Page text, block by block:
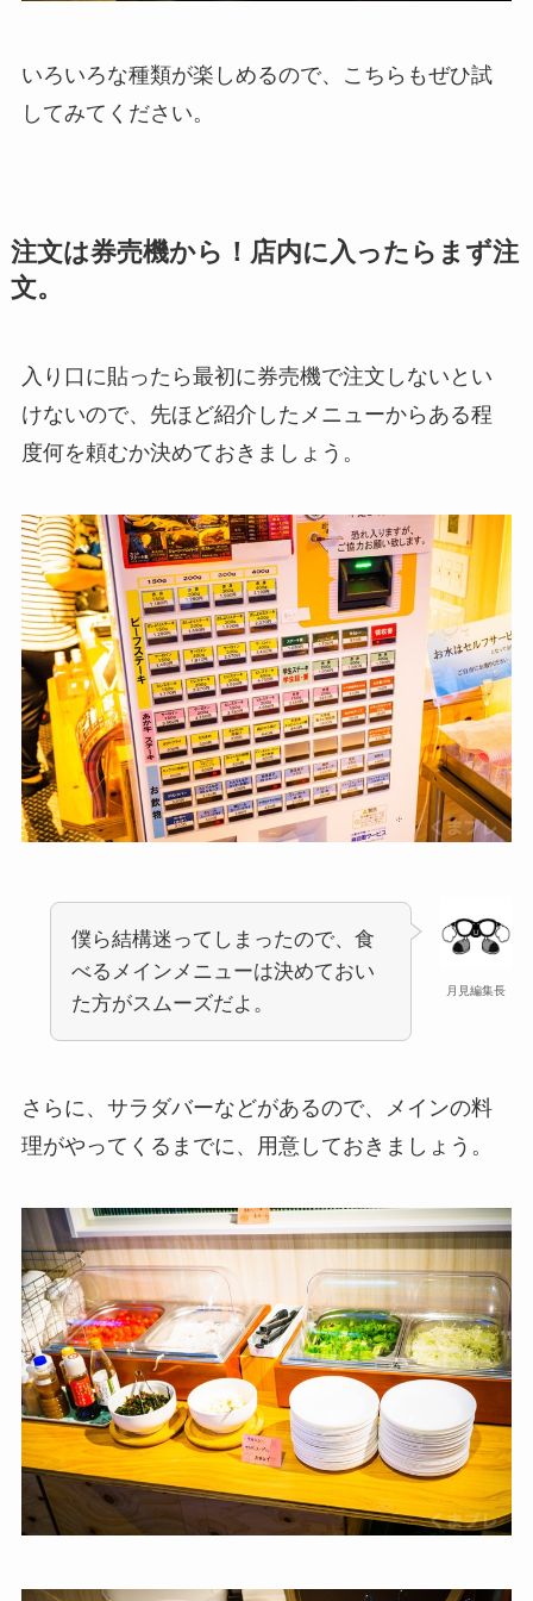
いろいろな種類が楽しめるので、こちらもぜひ試
してみてください。
注文は券売機から！店内に入ったらまず注
文。
入り口に貼ったら最初に券売機で注文しないとい
けないので、先ほど紹介したメニューからある程
度何を頼むか決めておきましょう。
月見編集長
僕ら結構迷ってしまったので、食
べるメインメニューは決めておい
た方がスムーズだよ。
さらに、サラダバーなどがあるので、メインの料
理がやってくるまでに、用意しておきましょう。